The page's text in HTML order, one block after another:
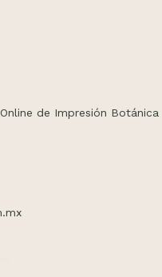
de Impresión Botánica